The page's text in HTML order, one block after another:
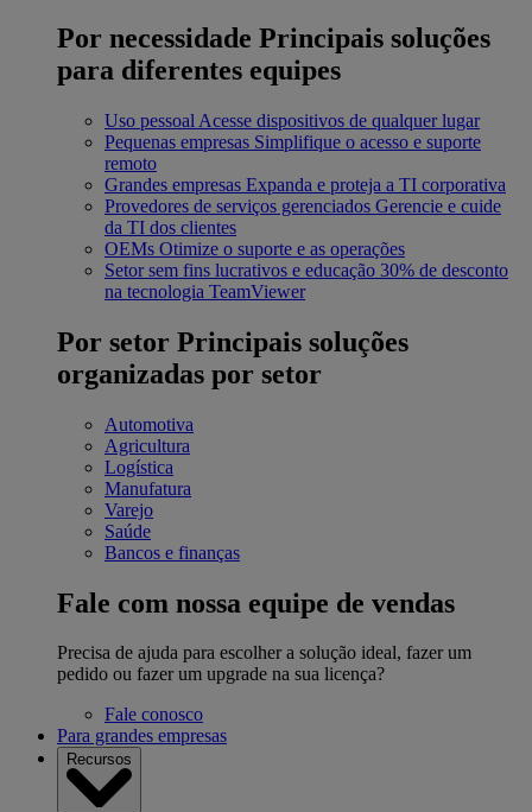
Por necessidade Principais soluções
para diferentes equipes
Uso pessoal Acesse dispositivos de qualquer lugar
Pequenas empresas Simplifique o acesso e suporte
remoto
Grandes empresas Expanda e proteja a TI corporativa
Provedores de serviços gerenciados Gerencie e cuide
da TI dos clientes
OEMs Otimize o suporte e as operações
Setor sem fins lucrativos e educação 30% de desconto
na tecnologia TeamViewer
Por setor Principais soluções
organizadas por setor
Automotiva
Agricultura
Logística
Manufatura
Varejo
Saúde
Bancos e finanças
Fale com nossa equipe de vendas
Precisa de ajuda para escolher a solução ideal, fazer um
pedido ou fazer um upgrade na sua licença?
Fale conosco
Para grandes empresas
Recursos